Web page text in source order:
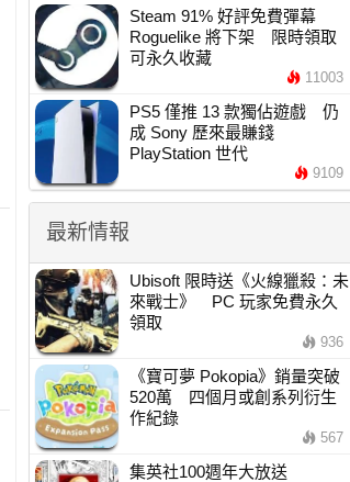
Steam 91% 好評免費彈幕
Roguelike 將下架 限時領取
可永久收藏
11003
PS5 僅推 13 款獨佔遊戲 仍
成 Sony 歷來最賺錢
PlayStation 世代
9109
最新情報
Ubisoft 限時送《火線獵殺：未
來戰士》 PC 玩家免費永久
領取
936
《寶可夢 Pokopia》銷量突破
520萬 四個月或創系列衍生
作紀錄
567
集英社100週年大放送